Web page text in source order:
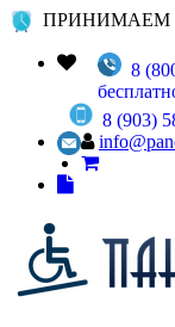
ПРИНИМАЕМ
8
8 (903)